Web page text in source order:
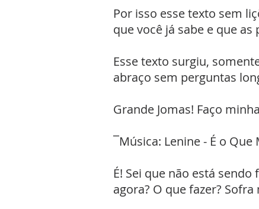
Por isso esse texto sem
que você já sabe e que
Esse texto surgiu,
abraço sem perguntas
Grande Jomas! Faço
¯Música: Lenine - É o Que
É! Sei que não está
agora? O que fazer?